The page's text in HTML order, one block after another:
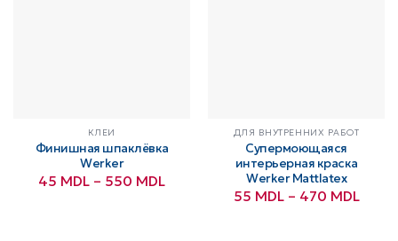
КЛЕИ
Финишная шпаклёвка
Werker
45 MDL – 550 MDL
ДЛЯ ВНУТРЕННИХ РАБОТ
Супермоющаяся
интерьерная краска
Werker Mattlatex
55 MDL – 470 MDL